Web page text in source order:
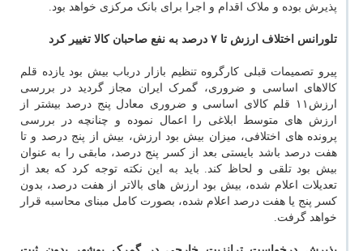
پذیرش بوده و ملاک اقدام و اجرا برای بانک مرکزی خواهد بود.
تلورانس اختلاف ارزش تا ۷ درصد به نفع صاحبان کالا تغییر کرد
پیرو تصمیمات قبلی کارگروه تنظیم بازار درباب بیش بود یازده قلم
کالاهای اساسی و ضروری، گمرک ایران مجاز گردید در بررسی
ارزش۱۱ قلم کالای اساسی و ضروری معادل پنج درصد بیشتر از
ارزش های متوسط ابلاغی را اعمال نموده و چنانچه در بررسی
پرونده های اختلافی، میزان بیش بود ارزش، بیش از پنج درصد و تا
هفت درصد باشد بایستی بعد از کسر پنج درصد، مابقی را به عنوان
بیش بود تلقی و لحاظ کند. باید به این نکته توجه کرد که بعد از
تعدیلات اعلام شده، بیش بود ارزش های بالاتر از هفت درصد، بدون
کسر پنج یا هفت درصد اعلام شده، بصورت کامل مبنای محاسبه قرار
خواهد گرفت.